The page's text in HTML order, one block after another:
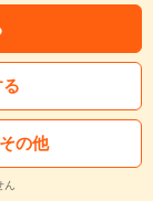
その他